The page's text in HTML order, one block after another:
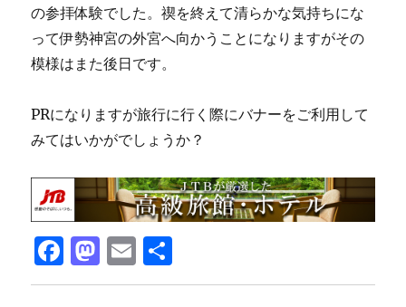
の参拝体験でした。禊を終えて清らかな気持ちにな
って伊勢神宮の外宮へ向かうことになりますがその
模様はまた後日です。
PRになりますが旅行に行く際にバナーをご利用して
みてはいかがでしょうか？
F
a
M
a
E
m 有